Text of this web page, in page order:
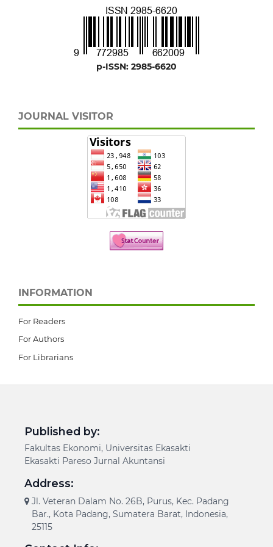
p-ISSN: 2985-6620
JOURNAL VISITOR
INFORMATION
For Readers
For Authors
For Librarians
Published by:
Fakultas Ekonomi, Universitas Ekasakti
Ekasakti Pareso Jurnal Akuntansi
Address:
Jl. Veteran Dalam No. 26B, Purus, Kec. Padang
Bar., Kota Padang, Sumatera Barat, Indonesia,
25115